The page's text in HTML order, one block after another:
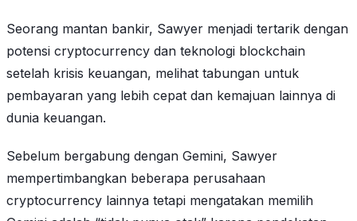
Seorang mantan bankir, Sawyer menjadi tertarik dengan
potensi cryptocurrency dan teknologi blockchain
setelah krisis keuangan, melihat tabungan untuk
pembayaran yang lebih cepat dan kemajuan lainnya di
dunia keuangan.
Sebelum bergabung dengan Gemini, Sawyer
mempertimbangkan beberapa perusahaan
cryptocurrency lainnya tetapi mengatakan memilih